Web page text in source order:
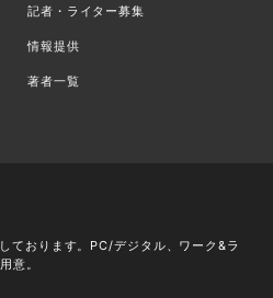
記者・ライター募集
情報提供
著者一覧
ております。PC/デジタル、ワーク&ラ
意。